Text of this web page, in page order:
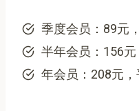
季度会员：89元
半年会员：156
年会员：208元